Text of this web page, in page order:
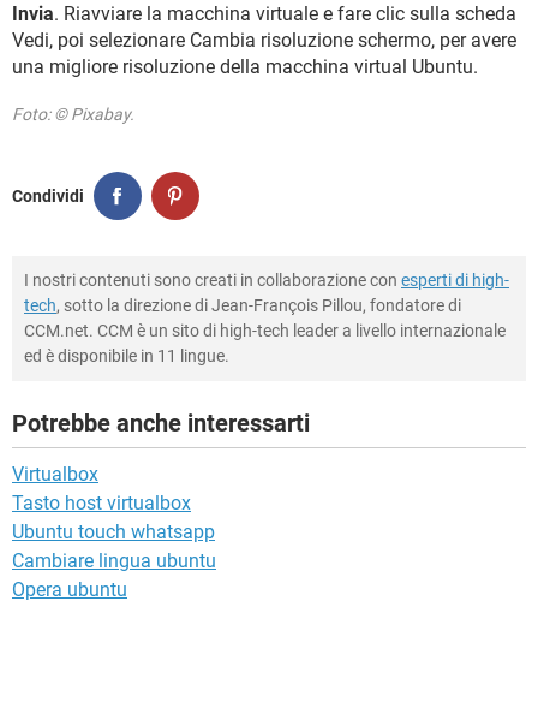
Invia. Riavviare la macchina virtuale e fare clic sulla scheda
Vedi, poi selezionare Cambia risoluzione schermo, per avere
una migliore risoluzione della macchina virtual Ubuntu.
Foto: © Pixabay.
Condividi
I nostri contenuti sono creati in collaborazione con esperti di high-
tech, sotto la direzione di Jean-François Pillou, fondatore di
CCM.net. CCM è un sito di high-tech leader a livello internazionale
ed è disponibile in 11 lingue.
Potrebbe anche interessarti
Virtualbox
Tasto host virtualbox
Ubuntu touch whatsapp
Cambiare lingua ubuntu
Opera ubuntu